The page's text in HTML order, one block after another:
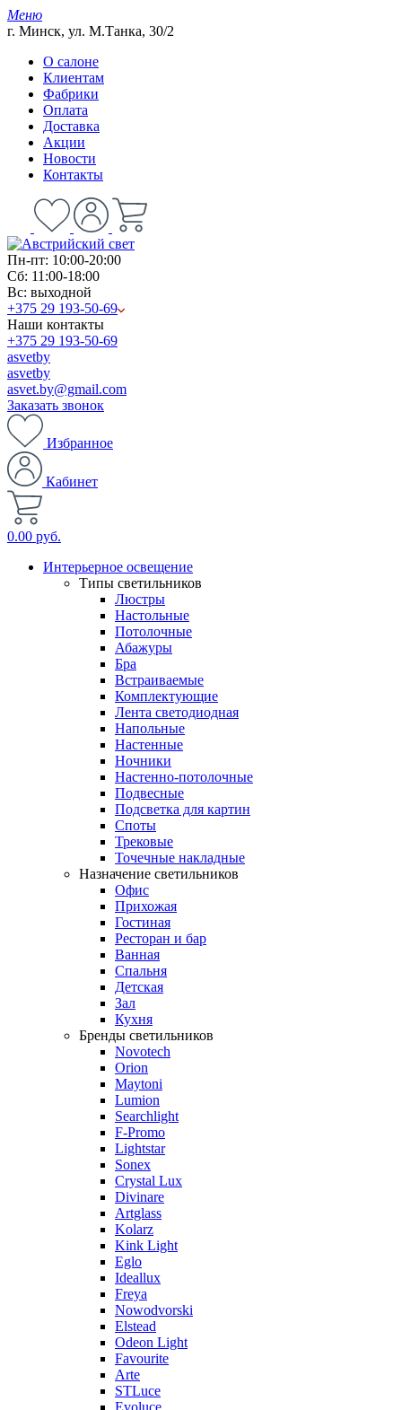
Меню
г. Минск, ул. М.Танка, 30/2
О салоне
Клиентам
Фабрики
Оплата
Доставка
Акции
Новости
Контакты
Пн-пт: 10:00-20:00
Сб: 11:00-18:00
Вс: выходной
+375 29 193-50-69
Наши контакты
+375 29 193-50-69
asvetby
asvetby
asvet.by@gmail.com
Заказать звонок
Избранное
Кабинет
0.00 руб.
Интерьерное освещение
Типы светильников
Люстры
Настольные
Потолочные
Абажуры
Бра
Встраиваемые
Комплектующие
Лента светодиодная
Напольные
Настенные
Ночники
Настенно-потолочные
Подвесные
Подсветка для картин
Споты
Трековые
Точечные накладные
Назначение светильников
Офис
Прихожая
Гостиная
Ресторан и бар
Ванная
Спальня
Детская
Зал
Кухня
Бренды светильников
Novotech
Orion
Maytoni
Lumion
Searchlight
F-Promo
Lightstar
Sonex
Crystal Lux
Divinare
Artglass
Kolarz
Kink Light
Eglo
Ideallux
Freya
Nowodvorski
Elstead
Odeon Light
Favourite
Arte
STLuce
Evoluce